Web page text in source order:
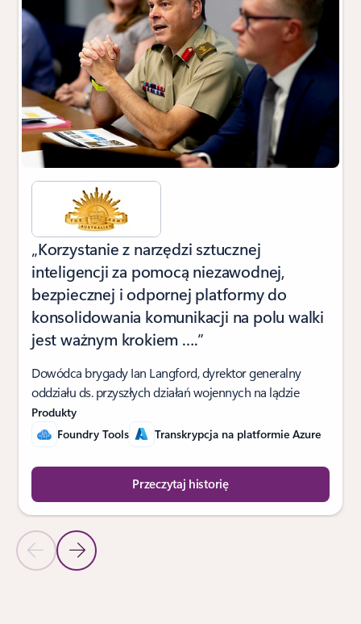
Poprzedni slajdNastępny slajd
„Korzystanie z narzędzi sztucznej
inteligencji za pomocą niezawodnej,
bezpiecznej i odpornej platformy do
konsolidowania komunikacji na polu walki
jest ważnym krokiem ….”
Dowódca brygady Ian Langford, dyrektor generalny
oddziału ds. przyszłych działań wojennych na lądzie
Produkty
Foundry Tools
Transkrypcja na platformie Azure
Przeczytaj historię